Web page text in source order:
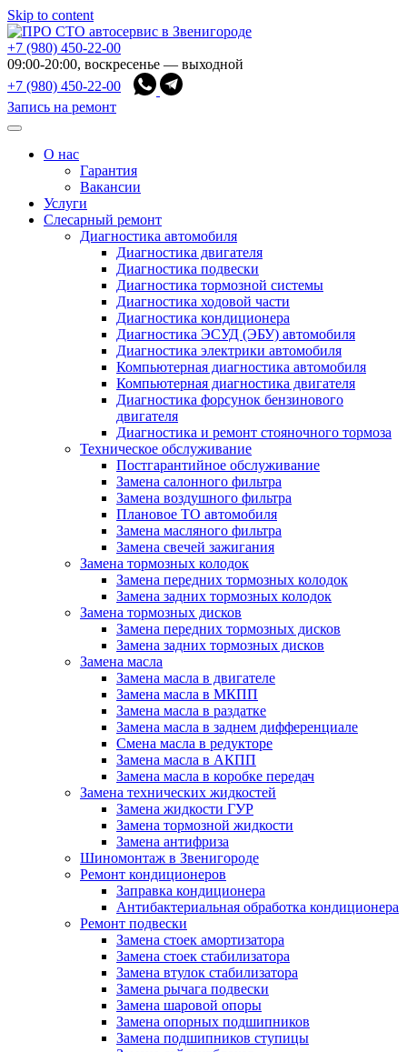
Skip to content
+7 (980) 450-22-00
09:00-20:00, воскресенье — выходной
+7 (980) 450-22-00
Запись на ремонт
О нас
Гарантия
Вакансии
Услуги
Слесарный ремонт
Диагностика автомобиля
Диагностика двигателя
Диагностика подвески
Диагностика тормозной системы
Диагностика ходовой части
Диагностика кондиционера
Диагностика ЭСУД (ЭБУ) автомобиля
Диагностика электрики автомобиля
Компьютерная диагностика автомобиля
Компьютерная диагностика двигателя
Диагностика форсунок бензинового
двигателя
Диагностика и ремонт стояночного тормоза
Техническое обслуживание
Постгарантийное обслуживание
Замена салонного фильтра
Замена воздушного фильтра
Плановое ТО автомобиля
Замена масляного фильтра
Замена свечей зажигания
Замена тормозных колодок
Замена передних тормозных колодок
Замена задних тормозных колодок
Замена тормозных дисков
Замена передних тормозных дисков
Замена задних тормозных дисков
Замена масла
Замена масла в двигателе
Замена масла в МКПП
Замена масла в раздатке
Замена масла в заднем дифференциале
Смена масла в редукторе
Замена масла в АКПП
Замена масла в коробке передач
Замена технических жидкостей
Замена жидкости ГУР
Замена тормозной жидкости
Замена антифриза
Шиномонтаж в Звенигороде
Ремонт кондиционеров
Заправка кондиционера
Антибактериальная обработка кондиционера
Ремонт подвески
Замена стоек амортизатора
Замена стоек стабилизатора
Замена втулок стабилизатора
Замена рычага подвески
Замена шаровой опоры
Замена опорных подшипников
Замена подшипников ступицы